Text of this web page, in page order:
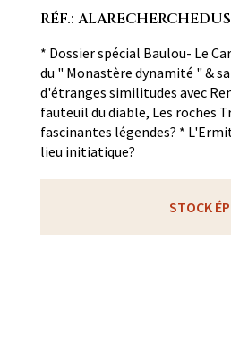
RÉF.:
* Dossier spécial Baulou- Le
du " Monastère dynamité " &
d'étranges similitudes avec
fauteuil du diable, Les roches
fascinantes légendes? *
lieu initiatique?
STOCK